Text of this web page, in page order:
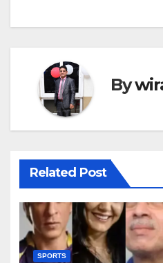
By
Related Post
SPORTS